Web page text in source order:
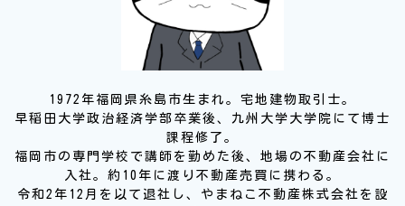
1972年福岡県糸島市生まれ。宅地建物取引士。
早稲田大学政治経済学部卒業後、九州大学大学院にて博士
課程修了。
福岡市の専門学校で講師を勤めた後、地場の不動産会社に
入社。約10年に渡り不動産売買に携わる。
令和2年12月を以て退社し、やまねこ不動産株式会社を設